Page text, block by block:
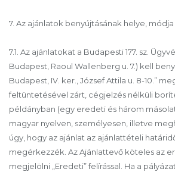
7. Az ajánlatok benyújtásának helye,
7.1. Az ajánlatokat a Budapesti 177. sz.
Budapest, Raoul Wallenberg u. 7.) kell
Budapest, IV. ker., József Attila u. 8-10.”
feltüntetésével zárt, cégjelzés nélküli
példányban (egy eredeti és három
magyar nyelven, személyesen, illetve
úgy, hogy az ajánlat az ajánlattételi
megérkezzék. Az Ajánlattevő köteles az
megjelölni „Eredeti” felírással. Ha a